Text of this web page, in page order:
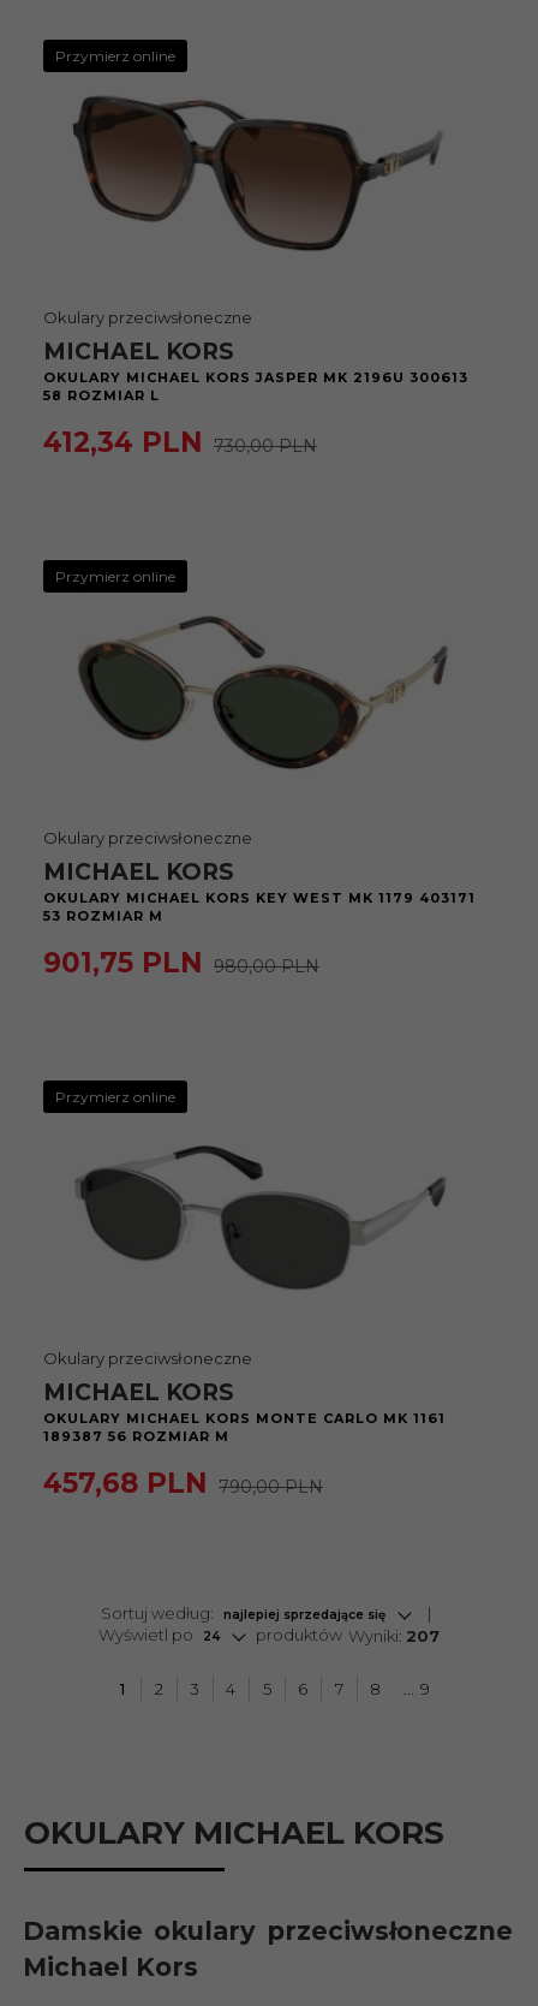
Przymierz online
Okulary przeciwsłoneczne
MICHAEL KORS
OKULARY MICHAEL KORS JASPER MK 2196U 300613
58 ROZMIAR L
412,34 PLN 730,00 PLN
Przymierz online
Okulary przeciwsłoneczne
MICHAEL KORS
OKULARY MICHAEL KORS KEY WEST MK 1179 403171
53 ROZMIAR M
901,75 PLN 980,00 PLN
Przymierz online
Okulary przeciwsłoneczne
MICHAEL KORS
OKULARY MICHAEL KORS MONTE CARLO MK 1161
189387 56 ROZMIAR M
457,68 PLN 790,00 PLN
Sortuj według:
sort najlepiej sprzedające się
Wyświetl po
pop 24 produktów Wyniki: 207
1 2 3 4 5 6 7 8 9
OKULARY MICHAEL KORS
Damskie okulary przeciwsłoneczne
Michael Kors